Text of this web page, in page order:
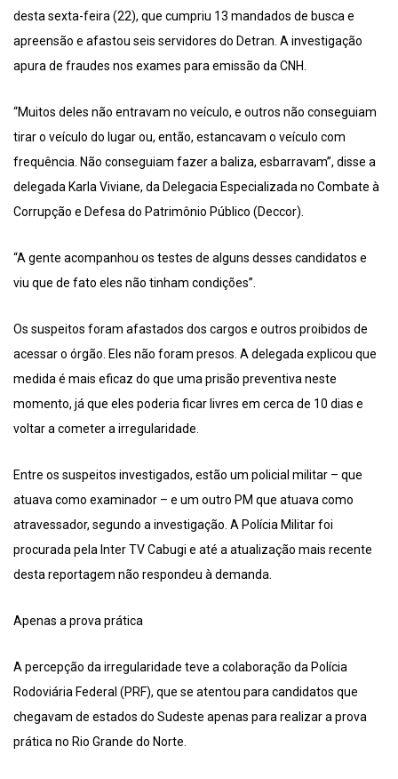
desta sexta-feira (22), que cumpriu 13 mandados de busca e
apreensão e afastou seis servidores do Detran. A investigação
apura de fraudes nos exames para emissão da CNH.
“Muitos deles não entravam no veículo, e outros não conseguiam
tirar o veículo do lugar ou, então, estancavam o veículo com
frequência. Não conseguiam fazer a baliza, esbarravam”, disse a
delegada Karla Viviane, da Delegacia Especializada no Combate à
Corrupção e Defesa do Patrimônio Público (Deccor).
“A gente acompanhou os testes de alguns desses candidatos e
viu que de fato eles não tinham condições”.
Os suspeitos foram afastados dos cargos e outros proibidos de
acessar o órgão. Eles não foram presos. A delegada explicou que
medida é mais eficaz do que uma prisão preventiva neste
momento, já que eles poderia ficar livres em cerca de 10 dias e
voltar a cometer a irregularidade.
Entre os suspeitos investigados, estão um policial militar – que
atuava como examinador – e um outro PM que atuava como
atravessador, segundo a investigação. A Polícia Militar foi
procurada pela Inter TV Cabugi e até a atualização mais recente
desta reportagem não respondeu à demanda.
Apenas a prova prática
A percepção da irregularidade teve a colaboração da Polícia
Rodoviária Federal (PRF), que se atentou para candidatos que
chegavam de estados do Sudeste apenas para realizar a prova
prática no Rio Grande do Norte.